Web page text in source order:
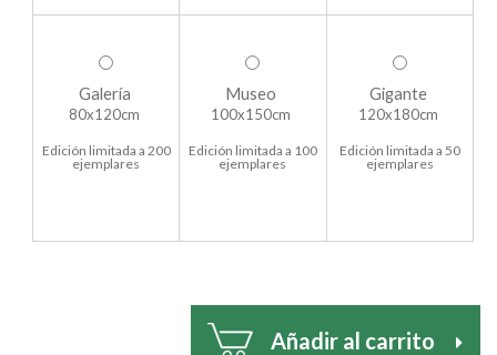
Galería
80x120cm
Edición limitada a 200
ejemplares
Museo
100x150cm
Edición limitada a 100
ejemplares
Gigante
120x180cm
Edición limitada a 50
ejemplares
Añadir al carrito